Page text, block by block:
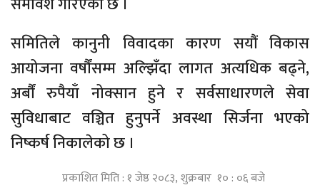
समितिले कानुनी विवादका कारण सयौं विकास
आयोजना वर्षौंसम्म अल्झिँदा लागत अत्यधिक बढ्ने,
अर्बौं रुपैयाँ नोक्सान हुने र सर्वसाधारणले सेवा
सुविधाबाट वञ्चित हुनुपर्ने अवस्था सिर्जना भएको
निष्कर्ष निकालेको छ ।
प्रकाशित मिति : १ जेष्ठ २०८३, शुक्रबार १० : ०६ बजे